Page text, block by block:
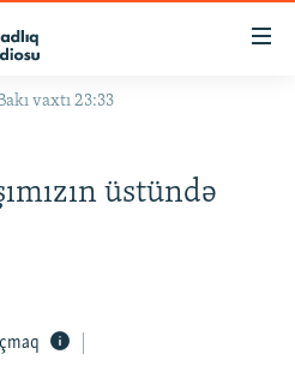
vaxtı 23:33
üstündə